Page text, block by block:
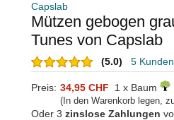
Capslab
Mützen gebogen
Tunes von Capslab
(5.0) 5
Preis: 34,95 CHF 1 x Baum
(In den Warenkorb legen,
Oder 3 zinslose Zahlungen